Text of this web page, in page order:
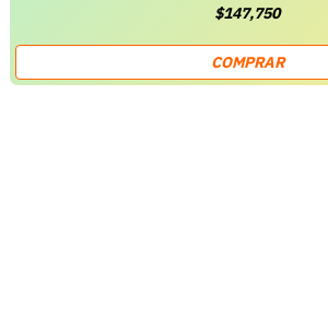
$147,750
COMPRAR